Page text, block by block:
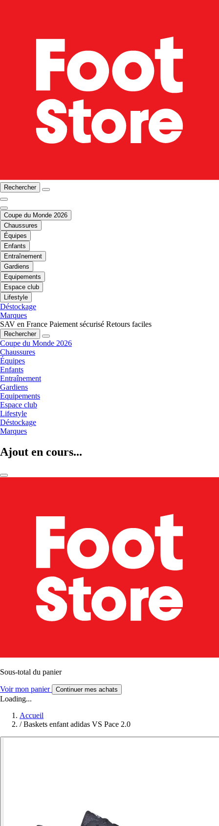
Rechercher
Coupe du Monde 2026
Chaussures
Équipes
Enfants
Entraînement
Gardiens
Equipements
Espace club
Lifestyle
Déstockage
Marques
SAV en France Paiement sécurisé Retours faciles
Rechercher
Coupe du Monde 2026
Chaussures
Équipes
Enfants
Entraînement
Gardiens
Equipements
Espace club
Lifestyle
Déstockage
Marques
Ajout en cours...
Sous-total du panier
Voir mon panier Continuer mes achats
Loading...
Accueil
/ Baskets enfant adidas VS Pace 2.0